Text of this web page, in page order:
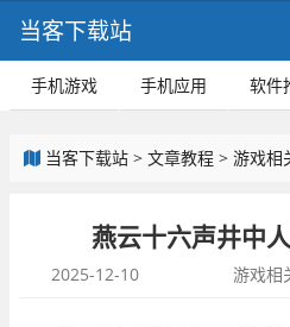
当客下载站
手机游戏 手机应用 软件
当客下载站 > 文章教程 > 游戏相
燕云十六声井中
2025-12-10 游戏相